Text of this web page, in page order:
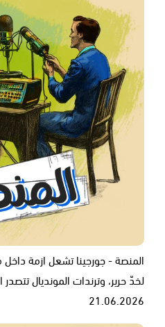
المنصة - جورجينا تشعل ازمة داخل
لخدّ حرير، وترندات المونديال
21.06.2026